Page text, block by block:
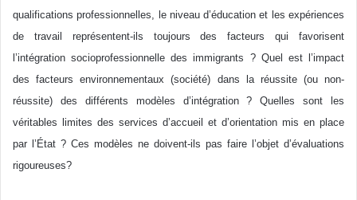
qualifications professionnelles, le niveau d’éducation et les expériences
de travail représentent-ils toujours des facteurs qui favorisent
l’intégration socioprofessionnelle des immigrants ? Quel est l’impact
des facteurs environnementaux (société) dans la réussite (ou non-
réussite) des différents modèles d’intégration ? Quelles sont les
véritables limites des services d’accueil et d’orientation mis en place
par l’État ? Ces modèles ne doivent-ils pas faire l’objet d’évaluations
rigoureuses?